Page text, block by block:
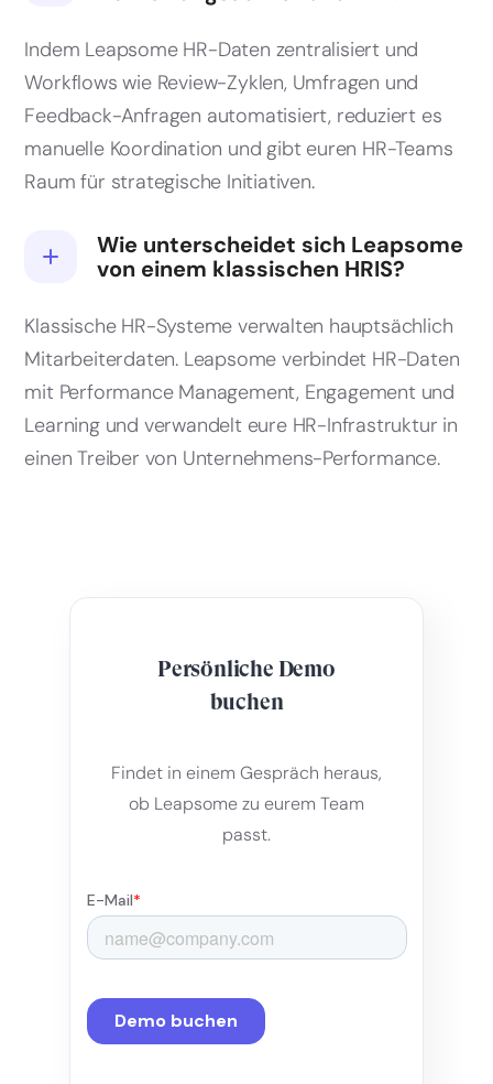
Indem Leapsome HR-Daten zentralisiert und
Workflows wie Review-Zyklen, Umfragen und
Feedback-Anfragen automatisiert, reduziert es
manuelle Koordination und gibt euren HR-Teams
Raum für strategische Initiativen.
Wie unterscheidet sich Leapsome
von einem klassischen HRIS?
Klassische HR-Systeme verwalten hauptsächlich
Mitarbeiterdaten. Leapsome verbindet HR-Daten
mit Performance Management, Engagement und
Learning und verwandelt eure HR-Infrastruktur in
einen Treiber von Unternehmens-Performance.
Persönliche Demo
buchen
Findet in einem Gespräch heraus,
ob Leapsome zu eurem Team
passt.